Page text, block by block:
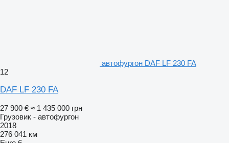
автофургон DAF LF 230 FA
12
DAF LF 230 FA
27 900 € ≈ 1 435 000 грн
Грузовик - автофургон
2018
276 041 км